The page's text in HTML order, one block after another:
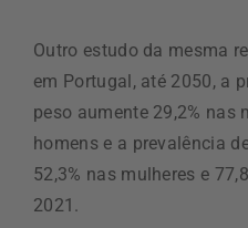
Outro estudo da mesma
em Portugal, até 2050, a
peso aumente 29,2% nas
homens e a prevalência
52,3% nas mulheres e
2021.